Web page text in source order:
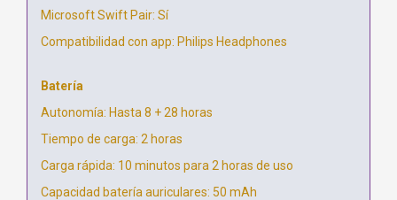
Microsoft Swift Pair: Sí
Compatibilidad con app: Philips Headphones
Batería
Autonomía: Hasta 8 + 28 horas
Tiempo de carga: 2 horas
Carga rápida: 10 minutos para 2 horas de uso
Capacidad batería auriculares: 50 mAh